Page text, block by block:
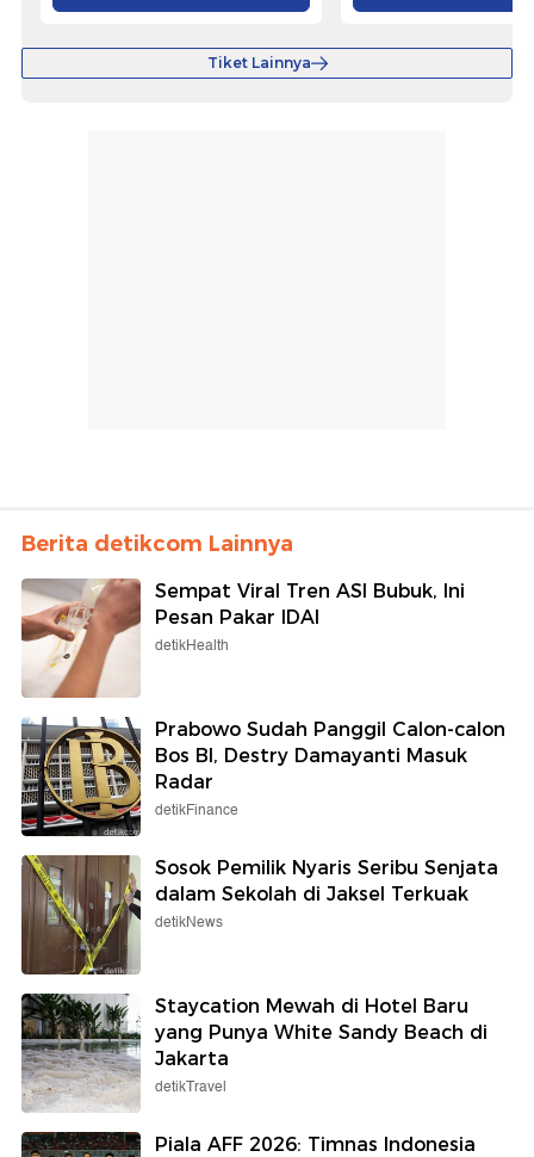
Tiket Lainnya
Berita detikcom Lainnya
Sempat Viral Tren ASI Bubuk, Ini
Pesan Pakar IDAI
detikHealth
Prabowo Sudah Panggil Calon-calon
Bos BI, Destry Damayanti Masuk
Radar
detikFinance
Sosok Pemilik Nyaris Seribu Senjata
dalam Sekolah di Jaksel Terkuak
detikNews
Staycation Mewah di Hotel Baru
yang Punya White Sandy Beach di
Jakarta
detikTravel
Piala AFF 2026: Timnas Indonesia